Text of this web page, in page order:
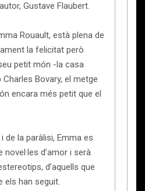
Gustave Flaubert.
Rouault, està plena de
la felicitat però
petit món -la casa
Bovary, el metge
encara més petit que el
de la paràlisi, Emma es
d’amor i serà
d’aquells que
els han seguit.